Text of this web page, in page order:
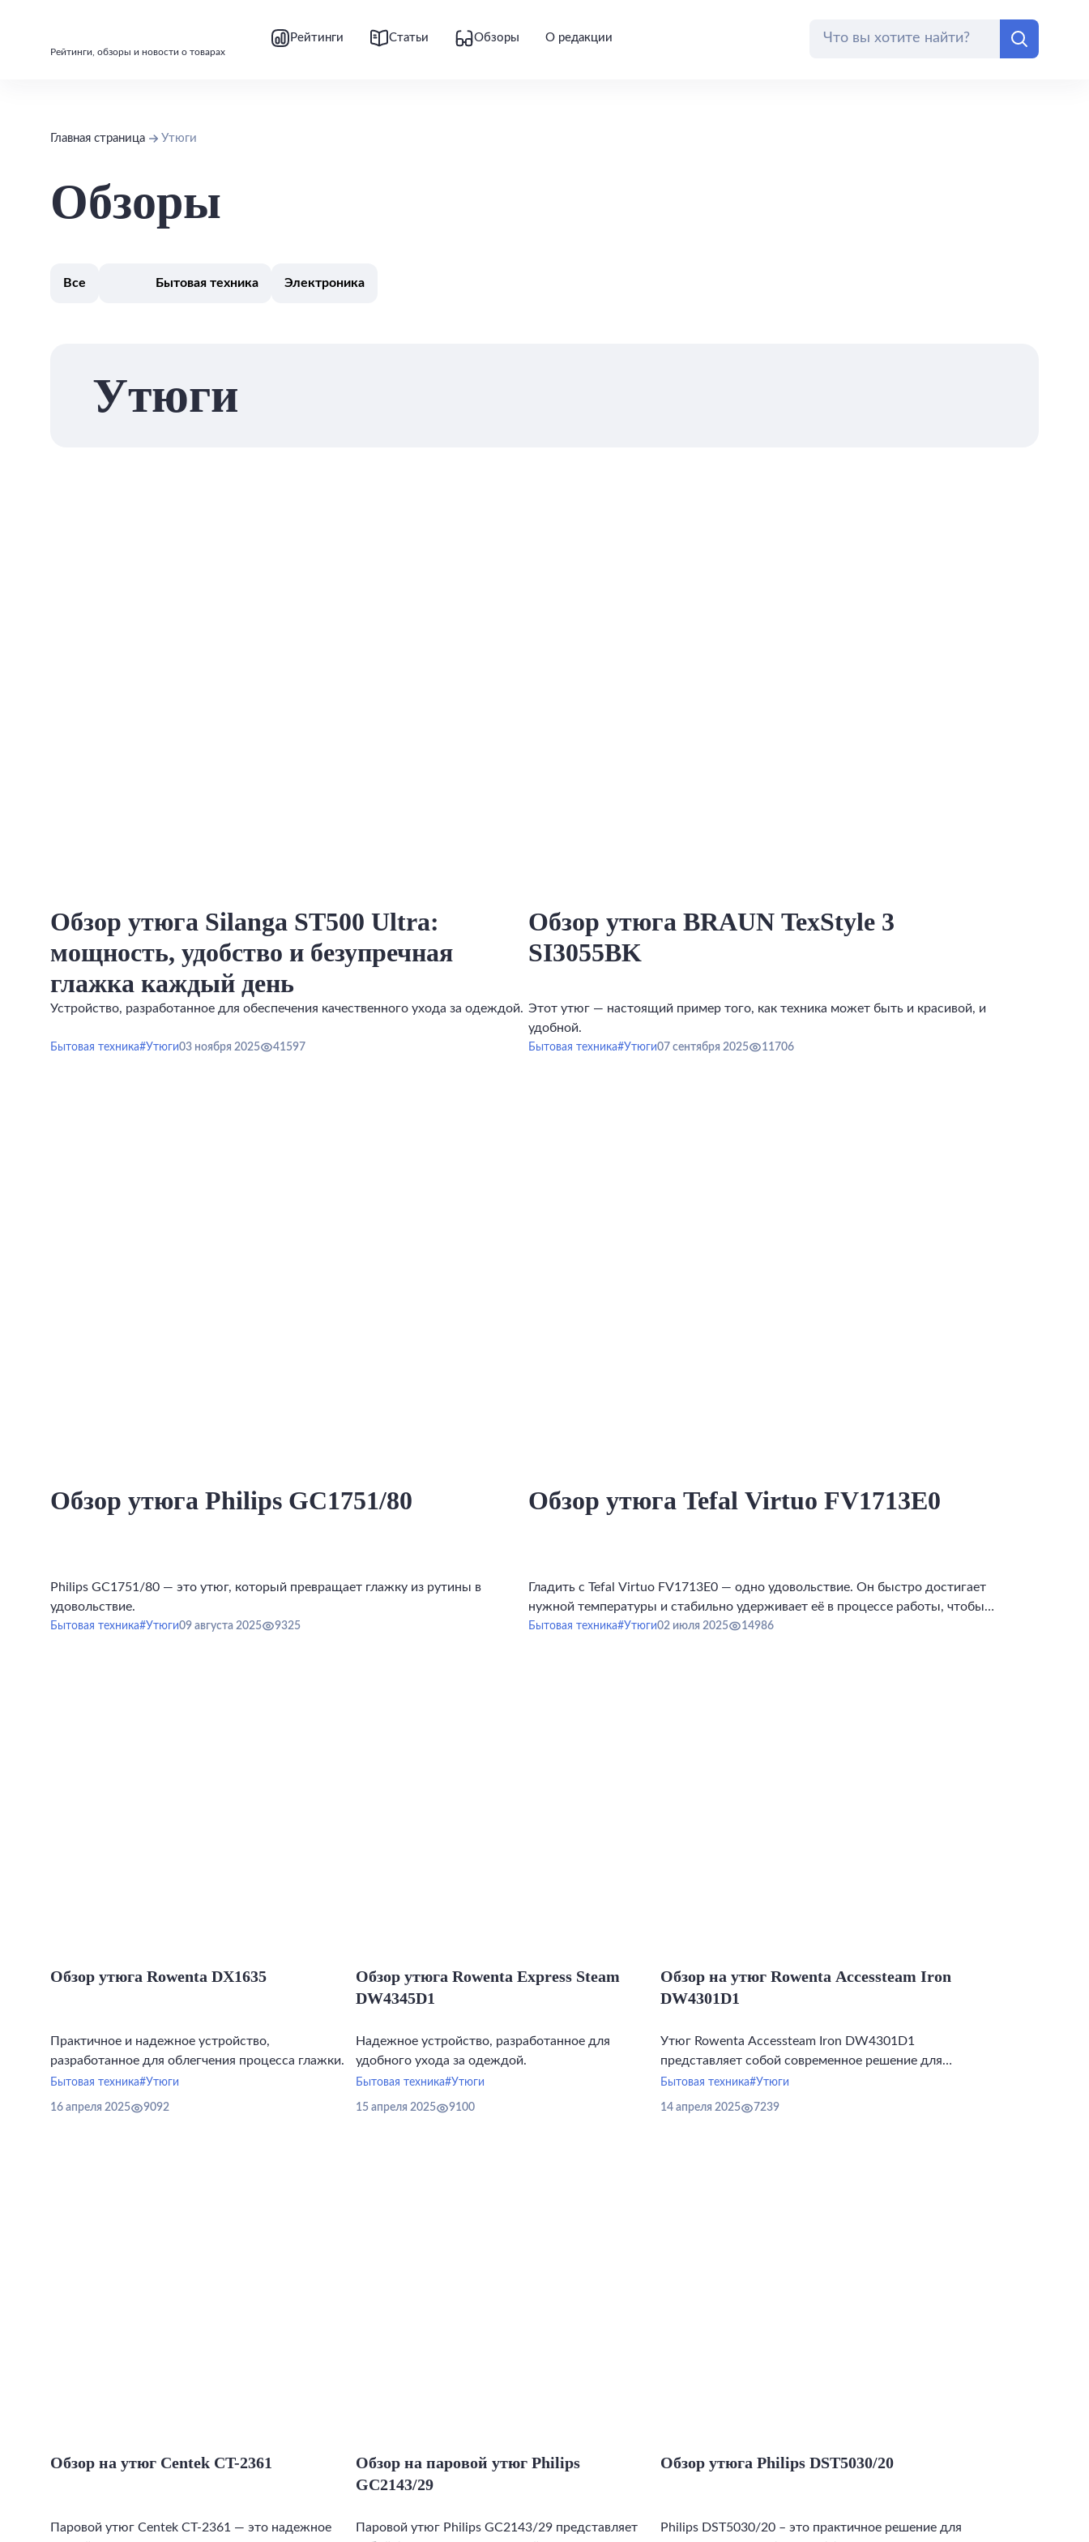
Рейтинги, обзоры и новости о товарах
Рейтинги Статьи Обзоры О редакции
Главная страница Утюги
Обзоры
Все Бытовая техника Электроника
Утюги
Обзор утюга Silanga ST500 Ultra:
мощность, удобство и безупречная
глажка каждый день
Устройство, разработанное для обеспечения качественного ухода за одеждой.
Бытовая техника#Утюги03 ноября 2025 41597
Обзор утюга BRAUN TexStyle 3
SI3055BK
Этот утюг — настоящий пример того, как техника может быть и красивой, и
удобной.
Бытовая техника#Утюги07 сентября 2025 11706
Обзор утюга Philips GC1751/80
Philips GC1751/80 — это утюг, который превращает глажку из рутины в
удовольствие.
Бытовая техника#Утюги09 августа 2025 9325
Обзор утюга Tefal Virtuo FV1713E0
Гладить с Tefal Virtuo FV1713E0 — одно удовольствие. Он быстро достигает
нужной температуры и стабильно удерживает её в процессе работы, чтобы
каждая вещь выглядела идеально.
Бытовая техника#Утюги02 июля 2025 14986
Обзор утюга Rowenta DX1635
Практичное и надежное устройство,
разработанное для облегчения процесса глажки.
Бытовая техника#Утюги
16 апреля 2025 9092
Обзор утюга Rowenta Express Steam
DW4345D1
Надежное устройство, разработанное для
удобного ухода за одеждой.
Бытовая техника#Утюги
15 апреля 2025 9100
Обзор на утюг Rowenta Accessteam Iron
DW4301D1
Утюг Rowenta Accessteam Iron DW4301D1
представляет собой современное решение для
ухода за одеждой, где внимание к деталям
сочетается с высокой производительностью.
Бытовая техника#Утюги
14 апреля 2025 7239
Обзор на утюг Centek CT-2361
Паровой утюг Centek CT-2361 — это надежное
Обзор на паровой утюг Philips
GC2143/29
Паровой утюг Philips GC2143/29 представляет
Обзор утюга Philips DST5030/20
Philips DST5030/20 – это практичное решение для